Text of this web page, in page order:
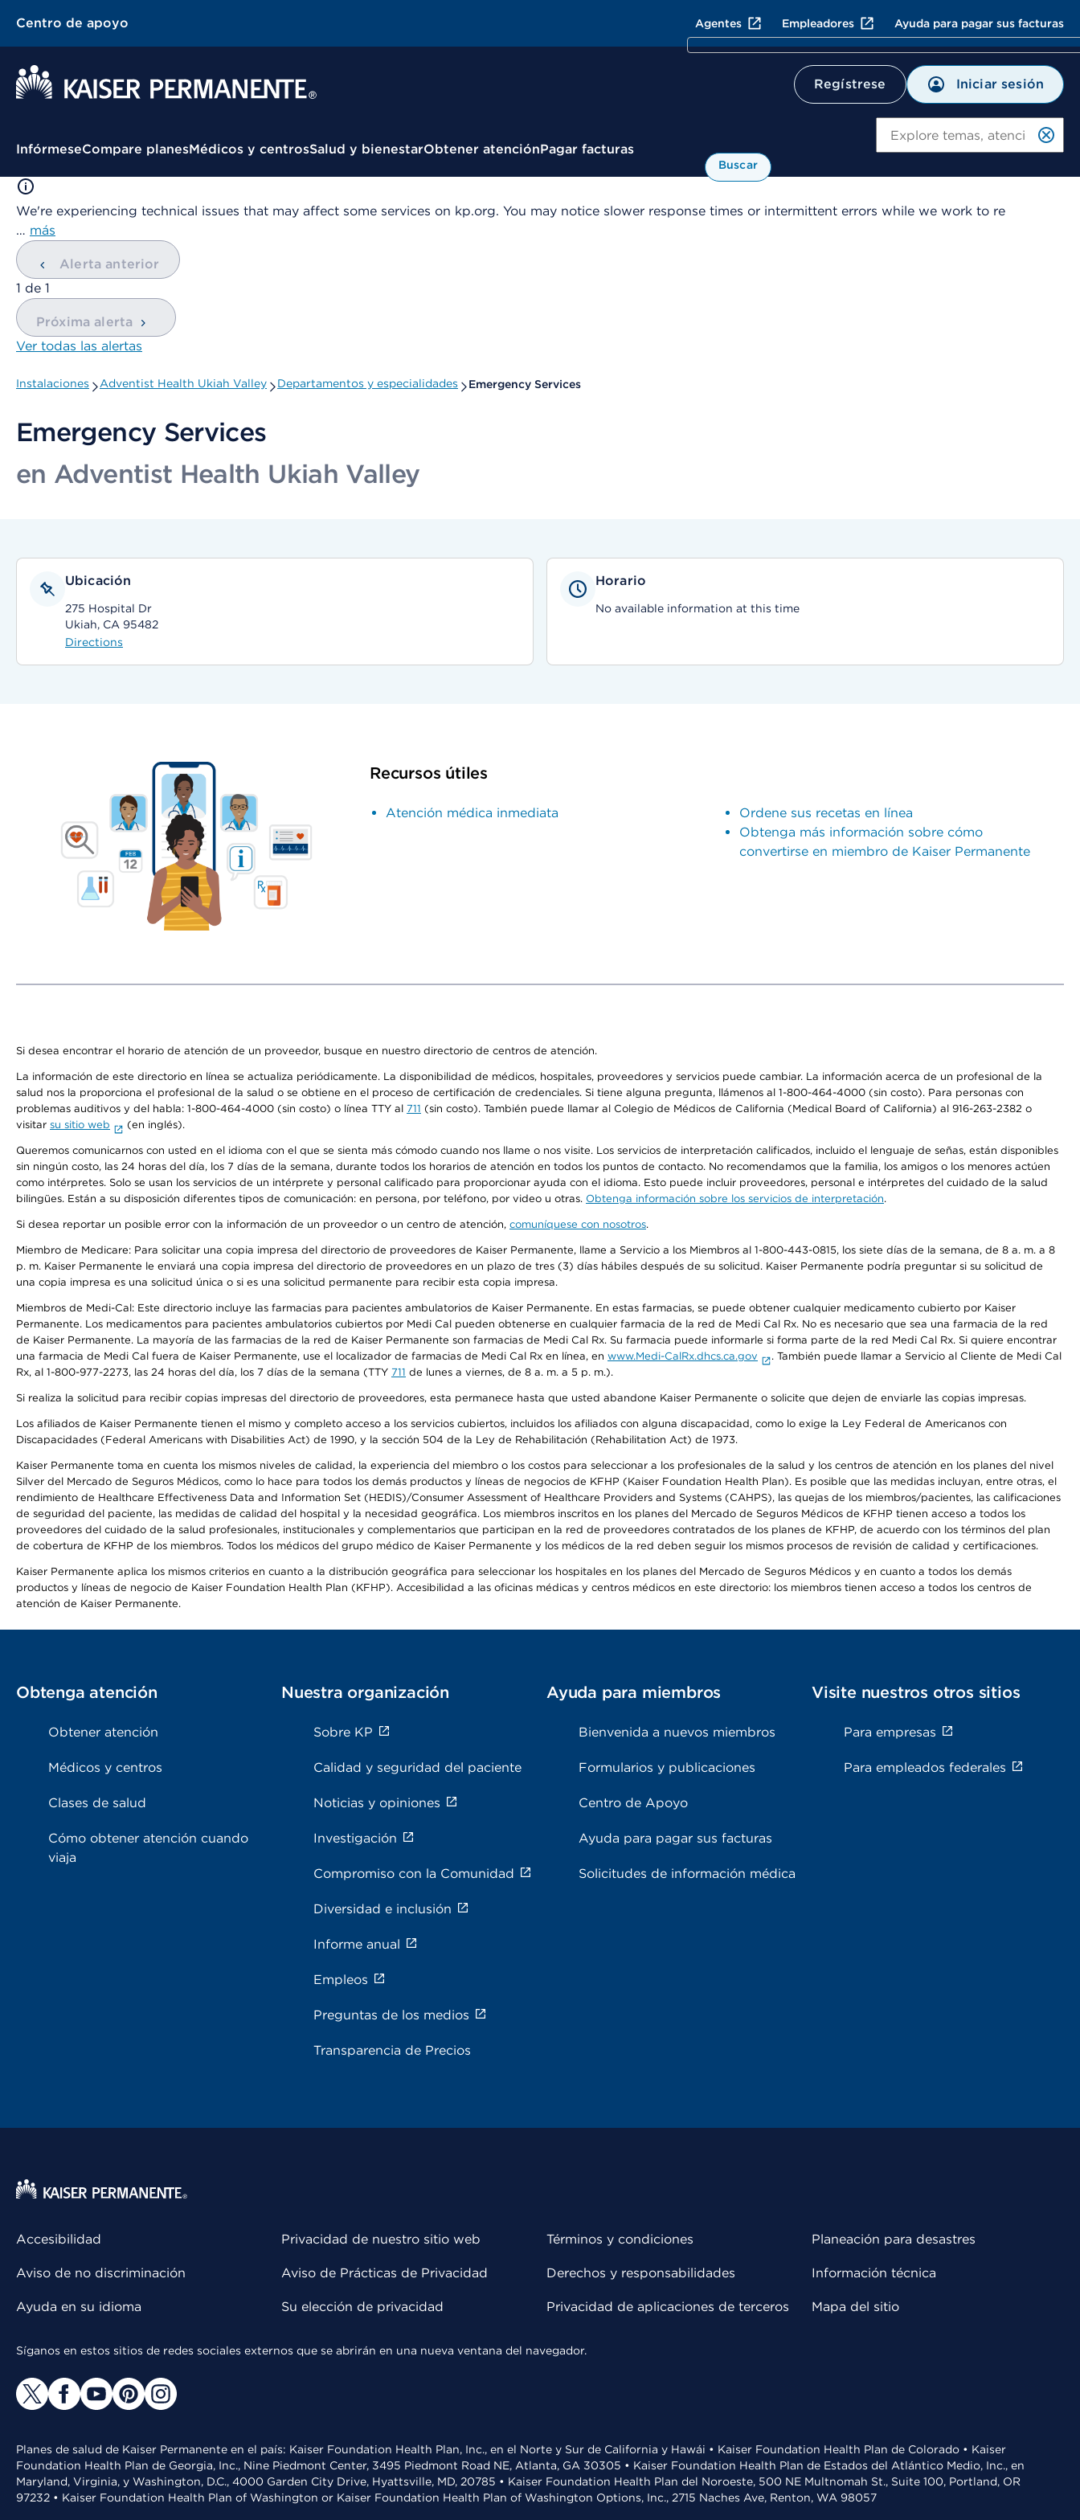
Centro de apoyo Agentes Empleadores Ayuda para pagar sus facturas
Regístrese Iniciar sesión
Menú contextual
InfórmeseCompare planesMédicos y centrosSalud y bienestarObtener atenciónPagar facturas
Buscar
We're experiencing technical issues that may affect some services on kp.org. You may notice slower response times or intermittent errors while we work to re
… más
Alerta anterior
mostrando
1 de 1
Próxima alerta
Ver todas las alertas
Instalaciones Adventist Health Ukiah Valley Departamentos y especialidades Emergency Services
Emergency Services
en Adventist Health Ukiah Valley
Ubicación
275 Hospital Dr
Ukiah, CA 95482
Directions
Horario
No available information at this time
Recursos útiles
Atención médica inmediata
Ordene sus recetas en línea
Obtenga más información sobre cómo
convertirse en miembro de Kaiser Permanente
Si desea encontrar el horario de atención de un proveedor, busque en nuestro directorio de centros de atención.
La información de este directorio en línea se actualiza periódicamente. La disponibilidad de médicos, hospitales, proveedores y servicios puede cambiar. La información acerca de un profesional de la
salud nos la proporciona el profesional de la salud o se obtiene en el proceso de certificación de credenciales. Si tiene alguna pregunta, llámenos al 1-800-464-4000 (sin costo). Para personas con
problemas auditivos y del habla: 1-800-464-4000 (sin costo) o línea TTY al 711 (sin costo). También puede llamar al Colegio de Médicos de California (Medical Board of California) al 916-263-2382 o
visitar su sitio web (en inglés).
Queremos comunicarnos con usted en el idioma con el que se sienta más cómodo cuando nos llame o nos visite. Los servicios de interpretación calificados, incluido el lenguaje de señas, están disponibles
sin ningún costo, las 24 horas del día, los 7 días de la semana, durante todos los horarios de atención en todos los puntos de contacto. No recomendamos que la familia, los amigos o los menores actúen
como intérpretes. Solo se usan los servicios de un intérprete y personal calificado para proporcionar ayuda con el idioma. Esto puede incluir proveedores, personal e intérpretes del cuidado de la salud
bilingües. Están a su disposición diferentes tipos de comunicación: en persona, por teléfono, por video u otras. Obtenga información sobre los servicios de interpretación.
Si desea reportar un posible error con la información de un proveedor o un centro de atención, comuníquese con nosotros.
Miembro de Medicare: Para solicitar una copia impresa del directorio de proveedores de Kaiser Permanente, llame a Servicio a los Miembros al 1-800-443-0815, los siete días de la semana, de 8 a. m. a 8
p. m. Kaiser Permanente le enviará una copia impresa del directorio de proveedores en un plazo de tres (3) días hábiles después de su solicitud. Kaiser Permanente podría preguntar si su solicitud de
una copia impresa es una solicitud única o si es una solicitud permanente para recibir esta copia impresa.
Miembros de Medi-Cal: Este directorio incluye las farmacias para pacientes ambulatorios de Kaiser Permanente. En estas farmacias, se puede obtener cualquier medicamento cubierto por Kaiser
Permanente. Los medicamentos para pacientes ambulatorios cubiertos por Medi Cal pueden obtenerse en cualquier farmacia de la red de Medi Cal Rx. No es necesario que sea una farmacia de la red
de Kaiser Permanente. La mayoría de las farmacias de la red de Kaiser Permanente son farmacias de Medi Cal Rx. Su farmacia puede informarle si forma parte de la red Medi Cal Rx. Si quiere encontrar
una farmacia de Medi Cal fuera de Kaiser Permanente, use el localizador de farmacias de Medi Cal Rx en línea, en www.Medi-CalRx.dhcs.ca.gov
. También puede llamar a Servicio al Cliente de Medi Cal
Rx, al 1-800-977-2273, las 24 horas del día, los 7 días de la semana (TTY 711 de lunes a viernes, de 8 a. m. a 5 p. m.).
Si realiza la solicitud para recibir copias impresas del directorio de proveedores, esta permanece hasta que usted abandone Kaiser Permanente o solicite que dejen de enviarle las copias impresas.
Los afiliados de Kaiser Permanente tienen el mismo y completo acceso a los servicios cubiertos, incluidos los afiliados con alguna discapacidad, como lo exige la Ley Federal de Americanos con
Discapacidades (Federal Americans with Disabilities Act) de 1990, y la sección 504 de la Ley de Rehabilitación (Rehabilitation Act) de 1973.
Kaiser Permanente toma en cuenta los mismos niveles de calidad, la experiencia del miembro o los costos para seleccionar a los profesionales de la salud y los centros de atención en los planes del nivel
Silver del Mercado de Seguros Médicos, como lo hace para todos los demás productos y líneas de negocios de KFHP (Kaiser Foundation Health Plan). Es posible que las medidas incluyan, entre otras, el
rendimiento de Healthcare Effectiveness Data and Information Set (HEDIS)/Consumer Assessment of Healthcare Providers and Systems (CAHPS), las quejas de los miembros/pacientes, las calificaciones
de seguridad del paciente, las medidas de calidad del hospital y la necesidad geográfica. Los miembros inscritos en los planes del Mercado de Seguros Médicos de KFHP tienen acceso a todos los
proveedores del cuidado de la salud profesionales, institucionales y complementarios que participan en la red de proveedores contratados de los planes de KFHP, de acuerdo con los términos del plan
de cobertura de KFHP de los miembros. Todos los médicos del grupo médico de Kaiser Permanente y los médicos de la red deben seguir los mismos procesos de revisión de calidad y certificaciones.
Kaiser Permanente aplica los mismos criterios en cuanto a la distribución geográfica para seleccionar los hospitales en los planes del Mercado de Seguros Médicos y en cuanto a todos los demás
productos y líneas de negocio de Kaiser Foundation Health Plan (KFHP). Accesibilidad a las oficinas médicas y centros médicos en este directorio: los miembros tienen acceso a todos los centros de
atención de Kaiser Permanente.
Obtenga atención
Obtener atención
Médicos y centros
Clases de salud
Cómo obtener atención cuando
viaja
Nuestra organización
Sobre KP
Calidad y seguridad del paciente
Noticias y opiniones
Investigación
Compromiso con la Comunidad
Diversidad e inclusión
Informe anual
Empleos
Preguntas de los medios
Transparencia de Precios
Ayuda para miembros
Bienvenida a nuevos miembros
Formularios y publicaciones
Centro de Apoyo
Ayuda para pagar sus facturas
Solicitudes de información médica
Visite nuestros otros sitios
Para empresas
Para empleados federales
Accesibilidad
Aviso de no discriminación
Ayuda en su idioma
Privacidad de nuestro sitio web
Aviso de Prácticas de Privacidad
Su elección de privacidad
Términos y condiciones
Derechos y responsabilidades
Privacidad de aplicaciones de terceros
Planeación para desastres
Información técnica
Mapa del sitio
Síganos en estos sitios de redes sociales externos que se abrirán en una nueva ventana del navegador.
Planes de salud de Kaiser Permanente en el país: Kaiser Foundation Health Plan, Inc., en el Norte y Sur de California y Hawái • Kaiser Foundation Health Plan de Colorado • Kaiser
Foundation Health Plan de Georgia, Inc., Nine Piedmont Center, 3495 Piedmont Road NE, Atlanta, GA 30305 • Kaiser Foundation Health Plan de Estados del Atlántico Medio, Inc., en
Maryland, Virginia, y Washington, D.C., 4000 Garden City Drive, Hyattsville, MD, 20785 • Kaiser Foundation Health Plan del Noroeste, 500 NE Multnomah St., Suite 100, Portland, OR
97232 • Kaiser Foundation Health Plan of Washington or Kaiser Foundation Health Plan of Washington Options, Inc., 2715 Naches Ave, Renton, WA 98057